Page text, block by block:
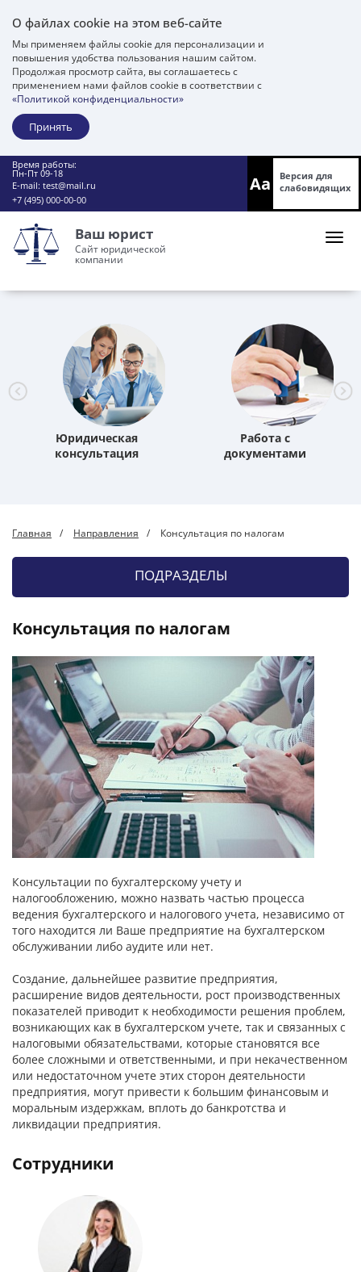
О файлах cookie на этом веб-сайте
Мы применяем файлы cookie для персонализации и
повышения удобства пользования нашим сайтом.
Продолжая просмотр сайта, вы соглашаетесь с
применением нами файлов cookie в соответствии с
«Политикой конфиденциальности»
Принять
Время работы:
Пн-Пт 09-18
E-mail: test@mail.ru
+7 (495) 000-00-00
Aa
Версия для
слабовидящих
Ваш юрист
Сайт юридической
компании
Юридическая
консультация
Работа с
документами
Главная Направления Консультация по налогам
ПОДРАЗДЕЛЫ
Консультация по налогам
Консультации по бухгалтерскому учету и
налогообложению, можно назвать частью процесса
ведения бухгалтерского и налогового учета, независимо от
того находится ли Ваше предприятие на бухгалтерском
обслуживании либо аудите или нет.
Создание, дальнейшее развитие предприятия,
расширение видов деятельности, рост производственных
показателей приводит к необходимости решения проблем,
возникающих как в бухгалтерском учете, так и связанных с
налоговыми обязательствами, которые становятся все
более сложными и ответственными, и при некачественном
или недостаточном учете этих сторон деятельности
предприятия, могут привести к большим финансовым и
моральным издержкам, вплоть до банкротства и
ликвидации предприятия.
Сотрудники